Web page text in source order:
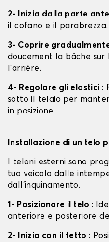
2- Inizia dalla parte
il cofano e il parabrezza.
3- Coprire
doucement la bâche sur
l'arrière.
4- Regolare gli elastici :
sotto il telaio per
in posizione.
Installazione di un telo
I teloni esterni sono
tuo veicolo dalle
dall'inquinamento.
1- Posizionare il telo:
anteriore e posteriore
2- Inizia con il tetto: